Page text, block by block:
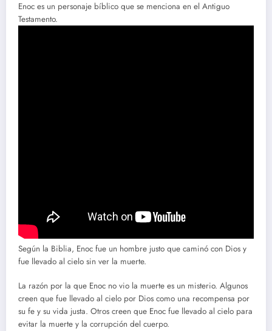
Enoc es un personaje bíblico que se menciona en el Antiguo
Testamento.
Según la Biblia, Enoc fue un hombre justo que caminó con Dios y
fue llevado al cielo sin ver la muerte.
La razón por la que Enoc no vio la muerte es un misterio. Algunos
creen que fue llevado al cielo por Dios como una recompensa por
su fe y su vida justa. Otros creen que Enoc fue llevado al cielo para
evitar la muerte y la corrupción del cuerpo.